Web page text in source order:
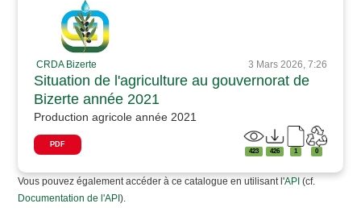
CRDA Bizerte 3 Mars 2026, 7:26
Situation de l'agriculture au gouvernorat de
Bizerte année 2021
Production agricole année 2021
PDF
423 426 1 0
Vous pouvez également accéder à ce catalogue en utilisant l'API (cf.
Documentation de l'API).